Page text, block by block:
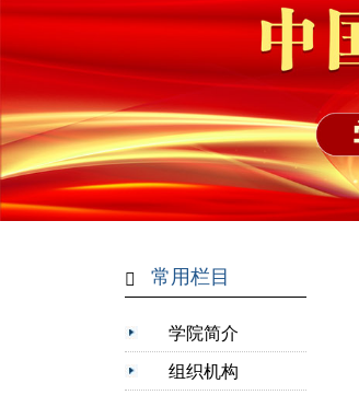
常用栏目
学院简介
组织机构